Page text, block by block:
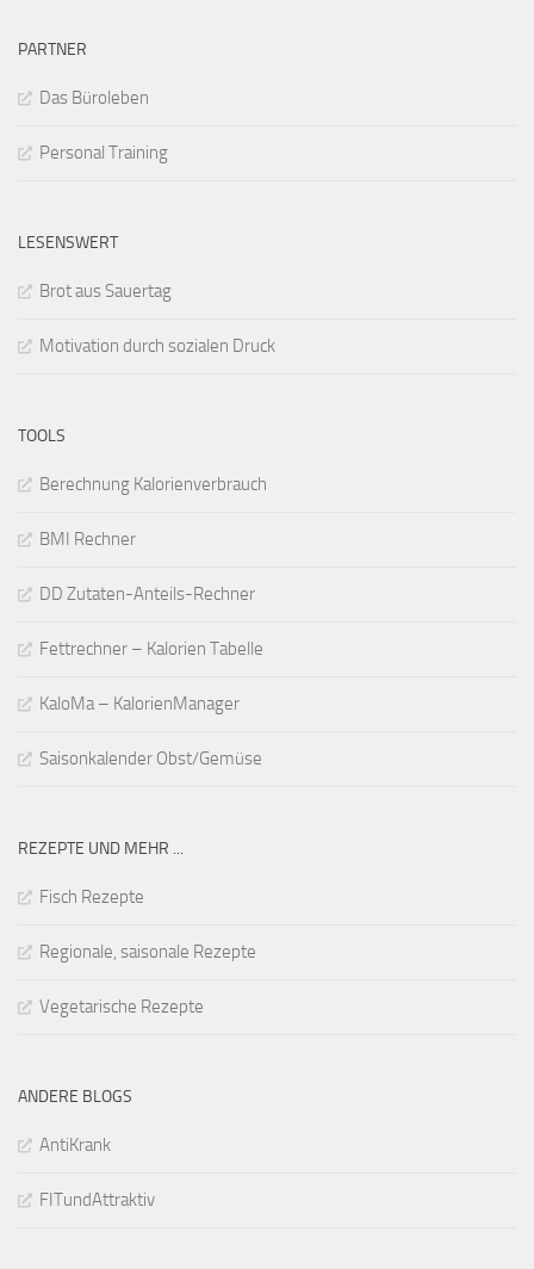
PARTNER
Das Büroleben
Personal Training
LESENSWERT
Brot aus Sauertag
Motivation durch sozialen Druck
TOOLS
Berechnung Kalorienverbrauch
BMI Rechner
DD Zutaten-Anteils-Rechner
Fettrechner – Kalorien Tabelle
KaloMa – KalorienManager
Saisonkalender Obst/Gemüse
REZEPTE UND MEHR ...
Fisch Rezepte
Regionale, saisonale Rezepte
Vegetarische Rezepte
ANDERE BLOGS
AntiKrank
FITundAttraktiv